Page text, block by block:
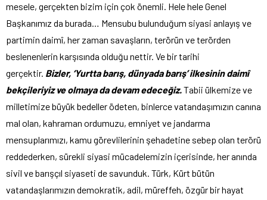
mesele, gerçekten bizim için çok önemli. Hele hele Genel
Başkanımız da burada… Mensubu bulunduğum siyasi anlayış ve
partimin daimî, her zaman savaşların, terörün ve terörden
beslenenlerin karşısında olduğu nettir. Ve bir tarihi
gerçektir. Bizler, ‘Yurtta barış, dünyada barış’ ilkesinin daimî
bekçileriyiz ve olmaya da devam edeceğiz.Tabii ülkemize ve
milletimize büyük bedeller ödeten, binlerce vatandaşımızın canına
mal olan, kahraman ordumuzu, emniyet ve jandarma
mensuplarımızı, kamu görevlilerinin şehadetine sebep olan terörü
reddederken, sürekli siyasi mücadelemizin içerisinde, her anında
sivil ve barışçıl siyaseti de savunduk. Türk, Kürt bütün
vatandaşlarımızın demokratik, adil, müreffeh, özgür bir hayat